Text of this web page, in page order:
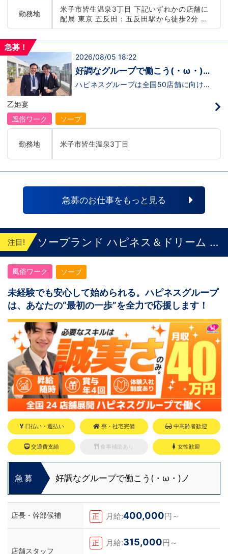
いるんです。こ、これは…(ﾟДﾟ;)「今」入
社するべきじゃないですか！？！？のし上
がりたいなら、このビッグチャンス見逃さ
プで上を目指しませんか？？当グループは
第でいくらでも店長や幹部枠への昇格が可
能なんです！力のある方には必要な席をし
っかりご用意できる環境ですのでご安心く
ださい。実際に入社後、最短で8ヶ月で店
プ初の女性店長だって目指せます。それで
もまだ迷ってるって方は是非オフィシャル
【https://happiness-group.biz/​】※お手
数ですがコピー＆ペーストしてURLを開い
ていただければです。先輩のインタビュー
になるものがあるかもしれません。是非ご
ぎキャンペーン」実施中！1年勤務480万
円＋目標達成報奨金100万円☆※今だけ限
定引越し代も当社負担！！！
勤務地
米子市皆生温泉3丁目 下記いずれかの店舗に
配属 東京 五反田：五反田駅から徒歩2分 池
袋：池袋駅西口から徒歩2分 吉原：三ノ輪駅
海道 札幌：すすきの駅から徒歩5分 中国・四
国 鳥取：米子市皆生温泉 愛媛：松山道後温泉
九州・沖縄 福岡：中洲川端駅から徒歩8分 沖
縄：那覇市※出店準備中 他にも続々出店予定
遠方からのご応募の方にはWEB面接対応して
急募！
2026/08/05 18:22
好調なグループで働こう(・ω・)
ノ
ハピネスグループは全国50店舗に向けて
有！！ つまり・・・ハピネスグループの
中でも、今！1番役職に就けるチャンスが
「今」入社するべきじゃないです
か！？！？ のし上がりたいなら、このビ
ッグチャンス見逃さないでください！！チ
か？？当グループは年功序列ではなく実力
や幹部枠への昇格が可能なんです！力のあ
る方には必要な席をしっかりご用意できる
環境ですのでご安心ください。実際に入社
後、最短で8ヶ月で店長になった先輩もい
んか！？ 勿論、男性だけではなく女性も
活躍中。ハピネスグループ初の女性店長だ
って目指せます。それでもまだ迷ってるっ
て方は是非オフィシャルサイトをご覧下さ
い。【https://happiness-group.biz/​】 ※
お手数ですがコピー＆ペーストしてURLを
開いていただければです。先輩のインタビ
ュー動画など、アナタが一歩踏み出すキッ
カケになるものがあるかもしれません。是
非ご覧ください(^^)鳥取米子で 「オトコの
出稼ぎキャンペーン」実施中！1年勤務
480万円＋目標達成報奨金100万円☆※今
だけ限定引越し代も当社負担！！！
乙姫宴
風俗ワーク
ソープ
勤務地 米子市皆生温泉3丁目
急募のお仕事をもっと見る
注目!
ソープランド ハピネス＆ドリーム 米
子 皆生温泉
風俗ワーク ソープ
未経験でも安心して始められる。ハピネスグループ
は、あなたの“最初の一歩”を全力で応援します！
日払い・週払い 寮・社宅完備 中高齢者歓迎
交通費支給 食事補助あり 女性歓迎
急募 好調なグループで働こう(・ω・)ノ
店長・幹部候補 正 月給:400,000円～
店舗スタッフ
正 月給:315,000円～